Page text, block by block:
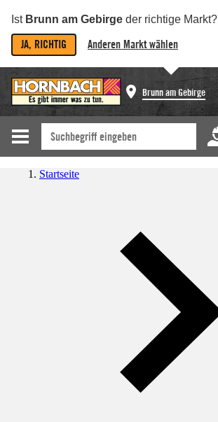
Ist Brunn am Gebirge der richtige Markt?
JA, RICHTIG Anderen Markt wählen
Brunn am Gebirge
Startseite